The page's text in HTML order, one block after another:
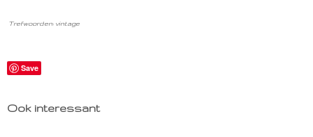
Trefwoorden: vintage
Save
Ook interessant